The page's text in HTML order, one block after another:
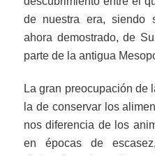
de nuestra era, siendo
ahora demostrado, de
parte de la antigua
La gran preocupación de
la de conservar los
nos diferencia de los
en épocas de